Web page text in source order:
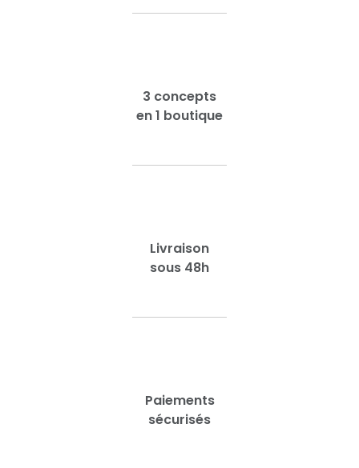
3 concepts
en 1 boutique
Livraison
sous 48h
Paiements
sécurisés